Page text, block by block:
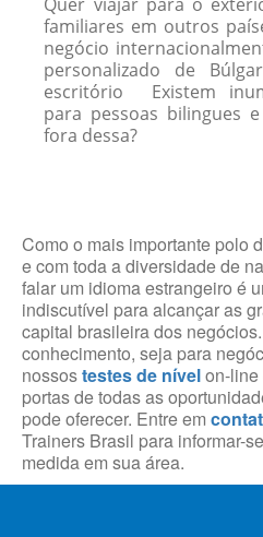
familiares em outros
negócio
personalizado de
escritório Existem
para pessoas
fora dessa?
Como o mais importante polo
e com toda a diversidade de
falar um idioma estrangeiro é
indiscutível para alcançar as
capital brasileira dos
conhecimento, seja para
nossostestes de nívelon-line
portas de todas as
pode oferecer. Entre em
Trainers Brasil para informar-
medida em sua área.